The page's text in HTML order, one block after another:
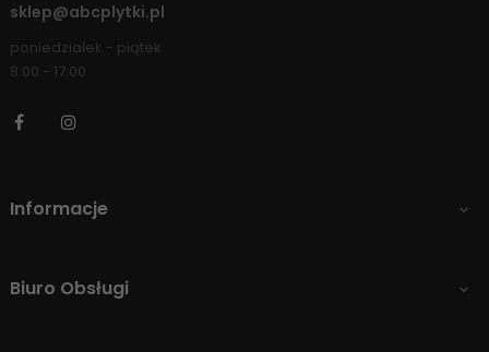
sklep@abcplytki.pl
poniedziałek - piątek
8:00 - 17:00
Facebook
Informacje 
Biuro Obsługi 